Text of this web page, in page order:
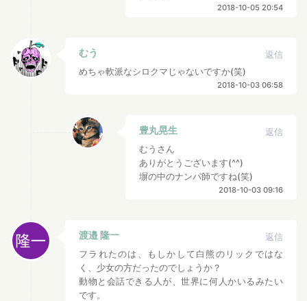
2018-10-05 20:54
むう
返信
めちゃ軟派なシロクマじゃないですか(笑)
2018-10-03 06:58
豊丸晃生
返信
むうさん
ありがとうございます(^^)
塀の中のナンパ師ですね(笑)
2018-10-03 09:16
渡邉 隆一
返信
フラれたのは、もしかして白熊のリックではな
く、少女の方だったのでしょうか？
動物と会話できる人が、世界に何人かいるみたい
です。